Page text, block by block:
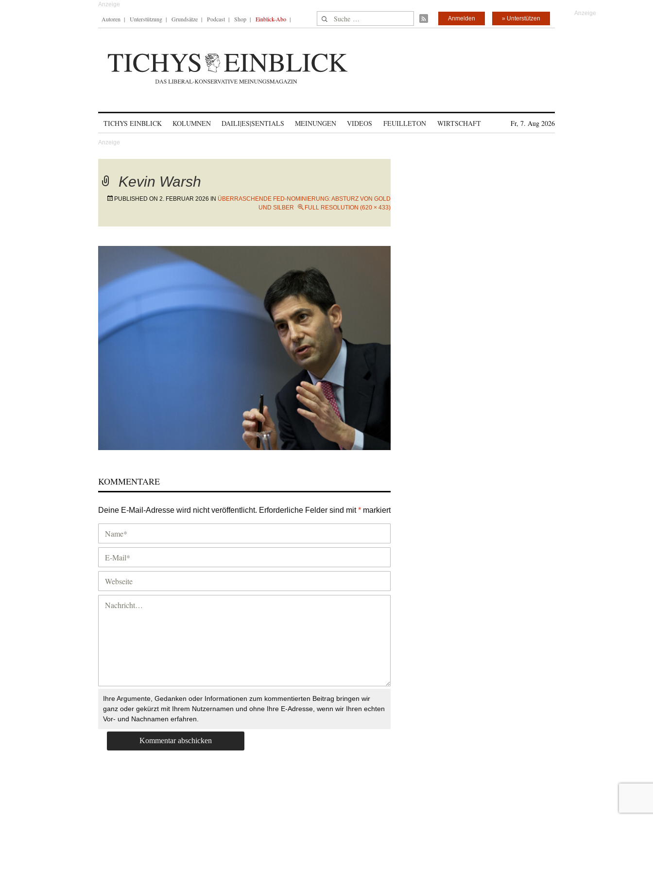
Autoren Unterstützung Grundsätze Podcast Shop Einblick-Abo Suche nach: » Unterstützen
Anmelden
TICHYS EINBLICK KOLUMNEN DAILI|ES|SENTIALS MEINUNGEN VIDEOS FEUILLETON WIRTSCHAFT Fr, 7. Aug 2026
Kevin Warsh
PUBLISHED ON 2. FEBRUAR 2026 IN ÜBERRASCHENDE FED-NOMINIERUNG: ABSTURZ VON GOLD
UND SILBER
FULL RESOLUTION (620 × 433)
KOMMENTARE
Deine E-Mail-Adresse wird nicht veröffentlicht. Erforderliche Felder sind mit* markiert
Ihre Argumente, Gedanken oder Informationen zum kommentierten Beitrag bringen wir
ganz oder gekürzt mit Ihrem Nutzernamen und ohne Ihre E-Adresse, wenn wir Ihren echten
Vor- und Nachnamen erfahren.